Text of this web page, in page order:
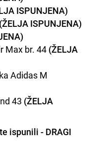
ISPUNJENA)
(ŽELJA ISPUNJENA)
Max br. 44 (ŽELJA
Adidas M
43 (ŽELJA
ispunili - DRAGI